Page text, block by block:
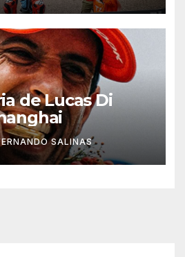
de Lucas Di
SALINAS